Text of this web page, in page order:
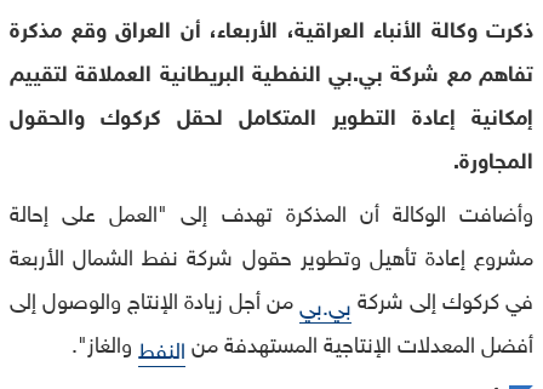
ذكرت وكالة الأنباء العراقية، الأربعاء، أن العراق وقع مذكرة
تفاهم مع شركة بي.بي النفطية البريطانية العملاقة لتقييم
إمكانية إعادة التطوير المتكامل لحقل كركوك والحقول
المجاورة.
وأضافت الوكالة أن المذكرة تهدف إلى "العمل على إحالة
مشروع إعادة تأهيل وتطوير حقول شركة نفط الشمال الأربعة
في كركوك إلى شركةبي.بيمن أجل زيادة الإنتاج والوصول إلى
أفضل المعدلات الإنتاجية المستهدفة منالنفطوالغاز".